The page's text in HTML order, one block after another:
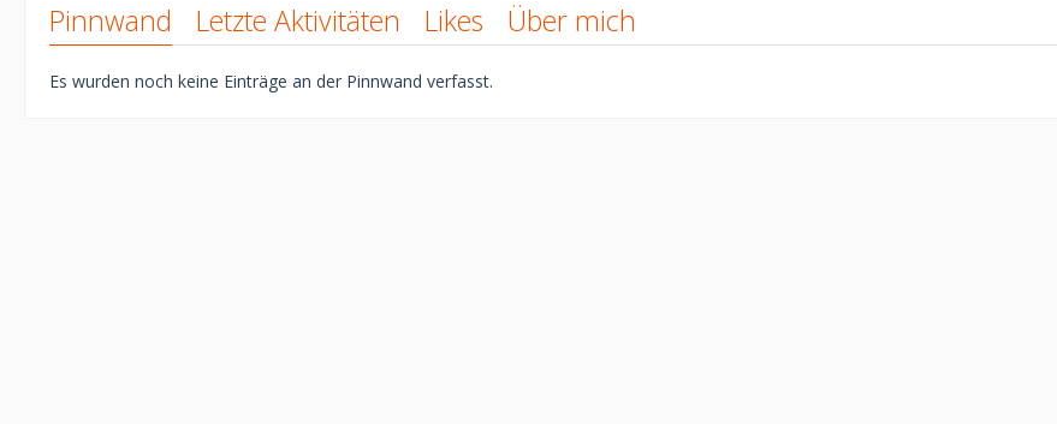
Pinnwand Letzte Aktivitäten Likes Über mich
Es wurden noch keine Einträge an der Pinnwand verfasst.